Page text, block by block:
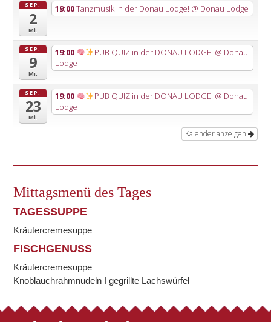
SEP.
2
Mi.
19:00Tanzmusik in der Donau Lodge! @ Donau Lodge
SEP.
9
Mi.
19:00 PUB QUIZ in der DONAU LODGE! @ Donau
Lodge
SEP.
23
Mi.
19:00 PUB QUIZ in der DONAU LODGE! @ Donau
Lodge
Kalender anzeigen
Mittagsmenü des Tages
TAGESSUPPE
Kräutercremesuppe
FISCHGENUSS
Kräutercremesuppe
Knoblauchrahmnudeln I gegrillte Lachswürfel